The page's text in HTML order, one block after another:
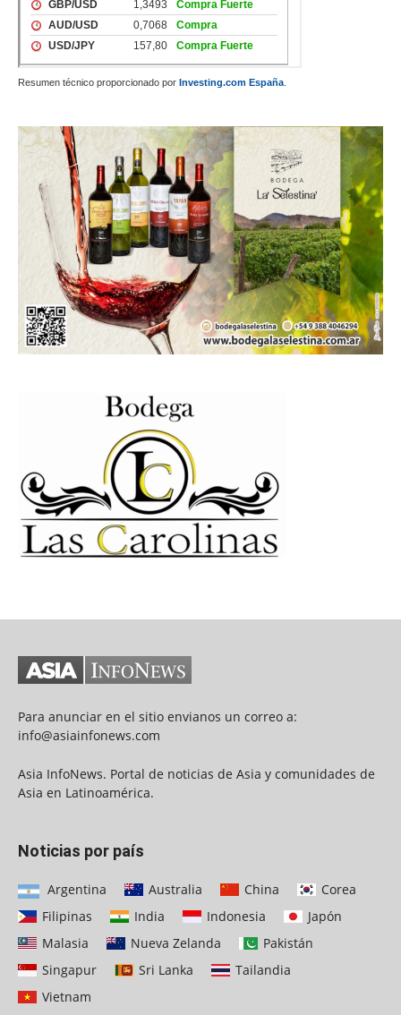
Resumen técnico proporcionado por Investing.com España
Para anunciar en el sitio envianos un correo a:
info@asiainfonews.com
Asia InfoNews. Portal de noticias de Asia y comunidades de
Asia en Latinoamérica.
Noticias por país
Argentina Australia China
Corea
Filipinas
India Indonesia
Japón
Malasia
Nueva Zelanda
Pakistán
Singapur
Sri Lanka
Tailandia
Vietnam